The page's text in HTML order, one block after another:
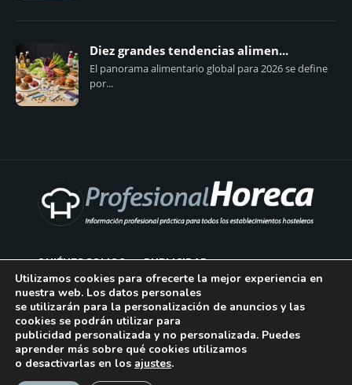
Diez grandes tendencias alimen...
El panorama alimentario global para 2026 se define
por...
QUIÉNES SOMOS PUBLICIDAD
AVISO LEGAL
POLÍTICA DE COOKIES
POLÍTICA DE PRIVACIDAD
Utilizamos cookies para ofrecerte la mejor experiencia en
nuestra web. Los datos personales
se utilizarán para la personalización de anuncios y las
cookies se podrán utilizar para
publicidad personalizada y no personalizada. Puedes
aprender más sobre qué cookies utilizamos
o desactivarlas en los ajustes.